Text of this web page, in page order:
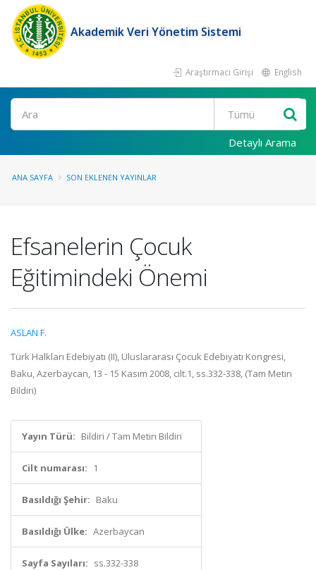
Akademik Veri Yönetim Sistemi
Araştırmacı Girişi English
Ara
Detaylı Arama
ANA SAYFA SON EKLENEN YAYINLAR
Efsanelerin Çocuk
Eğitimindeki Önemi
ASLAN F.
Türk Halkları Edebiyatı (II), Uluslararası Çocuk Edebiyatı Kongresi,
Baku, Azerbaycan, 13 - 15 Kasım 2008, cilt.1, ss.332-338, (Tam Metin
Bildiri)
Yayın Türü: Bildiri / Tam Metin Bildiri
Cilt numarası: 1
Basıldığı Şehir: Baku
Basıldığı Ülke: Azerbaycan
Sayfa Sayıları: ss.332-338